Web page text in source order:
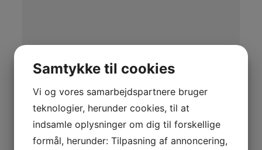
Shadow ræv red clay
Shadowræv Natur
Samtykke til cookies
Vi og vores samarbejdspartnere bruger
teknologier, herunder cookies, til at
indsamle oplysninger om dig til forskellige
formål, herunder: Tilpasning af annoncering,